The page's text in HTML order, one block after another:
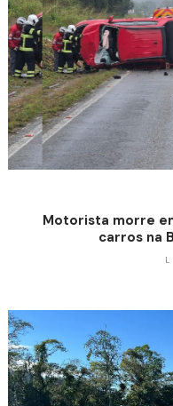
Motorista morre
carros na